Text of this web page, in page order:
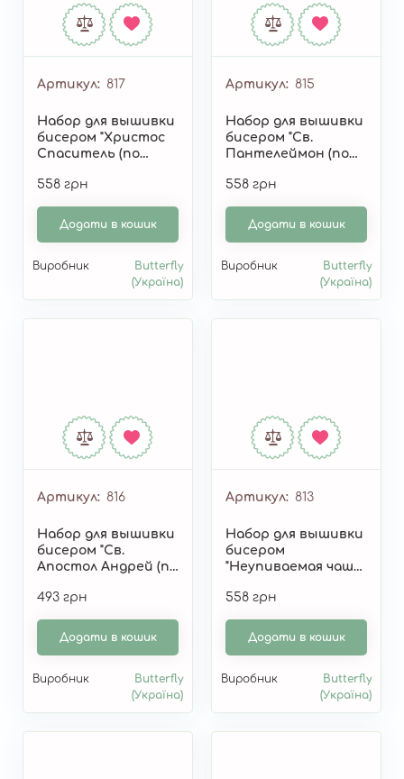
Артикул 817
Набор для вышивки
бисером "Христос
Спаситель (по
Охапкина)" 817
558 грн
Додати в кошик
Виробник
Butterfly
(Україна)
Артикул 815
Набор для вышивки
бисером "Св.
Пантелеймон (по
Охапкина)" 815
558 грн
Додати в кошик
Виробник
Butterfly
(Україна)
Артикул 816
Набор для вышивки
бисером "Св.
Апостол Андрей (по
Охапкина)" 816
493 грн
Додати в кошик
Виробник
Butterfly
(Україна)
Артикул 813
Набор для вышивки
бисером
"Неупиваемая чаша
Охапкина)" 813
558 грн
Додати в кошик
Виробник
Butterfly
(Україна)